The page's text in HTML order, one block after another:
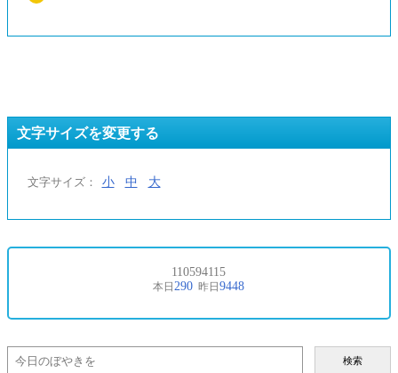
文字サイズを変更する
文字サイズ： 小 中 大
検索